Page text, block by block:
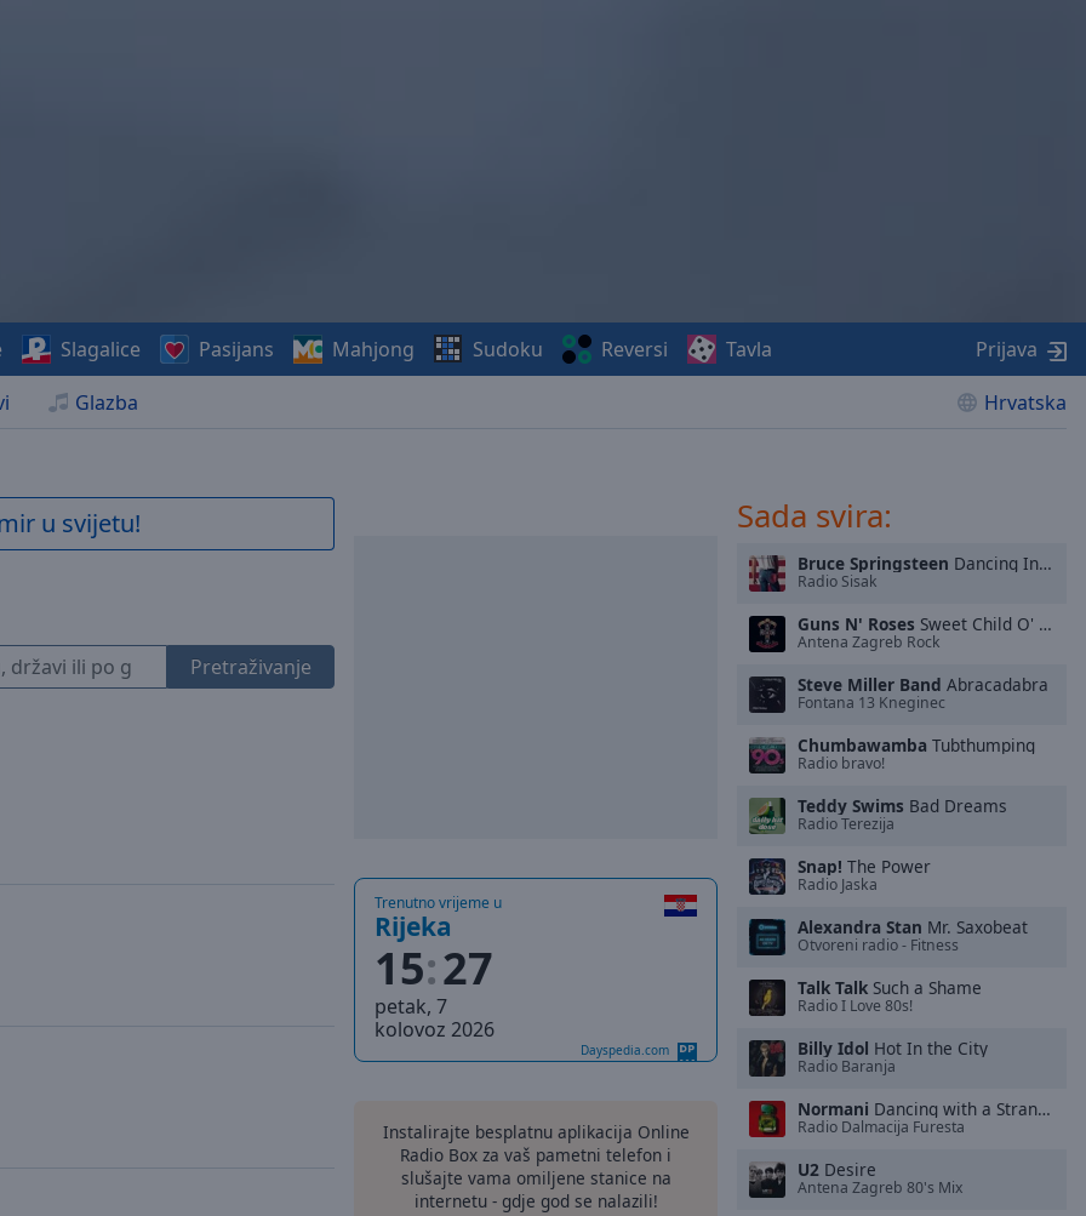
Glazba Hrvatska
Slagalice Pasijans Mahjong Sudoku Reversi Tavla Prijava
u svijetu!
Pretraživanje
Trenutno vrijeme u
Rijeka
15 27
petak, 7
kolovoz 2026
Dayspedia.com
Instalirajte besplatnu aplikacija Online
Radio Box za vaš pametni telefon i
slušajte vama omiljene stanice na
internetu - gdje god se nalazili!
Sada svira:
Bruce Springsteen Dancing In the Dark
Radio Sisak
Guns N' Roses Sweet Child O' Mine
Antena Zagreb Rock
Steve Miller Band Abracadabra
Fontana 13 Kneginec
Chumbawamba Tubthumping
Radio bravo!
Teddy Swims Bad Dreams
Radio Terezija
Snap! The Power
Radio Jaska
Alexandra Stan Mr. Saxobeat
Otvoreni radio - Fitness
Talk Talk Such a Shame
Radio I Love 80s!
Billy Idol Hot In the City
Radio Baranja
Normani Dancing with a Stranger
Radio Dalmacija Furesta
U2 Desire
Antena Zagreb 80's Mix